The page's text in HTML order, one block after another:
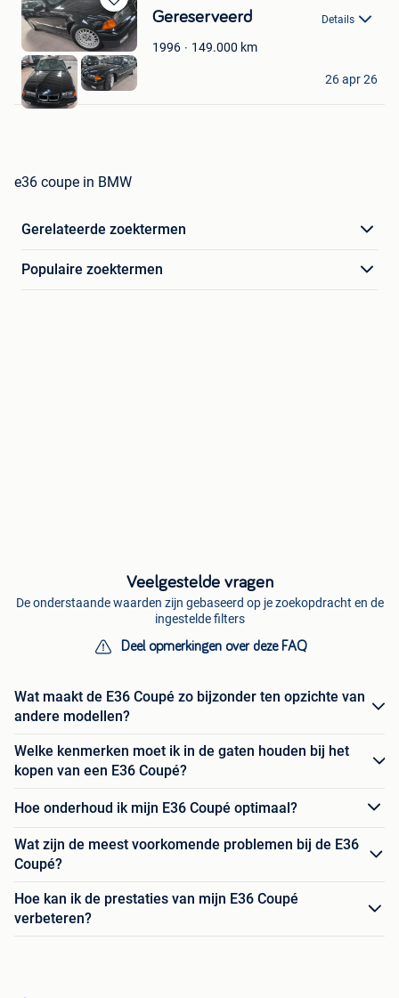
Bewaren
in
Mijn
Favorieten
Gereserveerd Details
1996 149.000 km
Donck
La Hulpe
26 apr 26
e36 coupe in BMW
Gerelateerde zoektermen
Populaire zoektermen
Veelgestelde vragen
De onderstaande waarden zijn gebaseerd op je zoekopdracht en de
ingestelde filters
Deel opmerkingen over deze FAQ
Wat maakt de E36 Coupé zo bijzonder ten opzichte van
andere modellen?
Welke kenmerken moet ik in de gaten houden bij het
kopen van een E36 Coupé?
Hoe onderhoud ik mijn E36 Coupé optimaal?
Wat zijn de meest voorkomende problemen bij de E36
Coupé?
Hoe kan ik de prestaties van mijn E36 Coupé
verbeteren?